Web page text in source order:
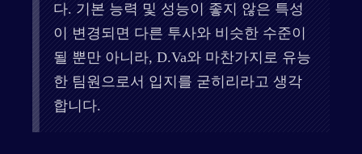
다. 기본 능력 및 성능이 좋지 않은 특성
이 변경되면 다른 투사와 비슷한 수준이
될 뿐만 아니라, D.Va와 마찬가지로 유능
한 팀원으로서 입지를 굳히리라고 생각
합니다.